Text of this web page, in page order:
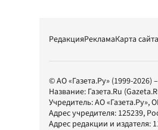
РедакцияРекламаКарта сайта
© АО «Газета.Ру» (1999-2026)
Название: Газета.Ru
Учредитель:АО «Газета.Ру»,
Адрес учредителя: 125239,
Адрес редакции и издателя: